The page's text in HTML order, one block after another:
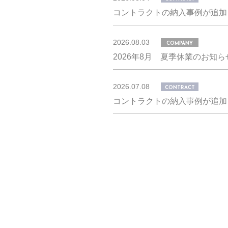
コントラクトの納入事例が追加
2026.08.03 COMPANY
2026年8月 夏季休業のお知ら
2026.07.08 CONTRACT
コントラクトの納入事例が追加